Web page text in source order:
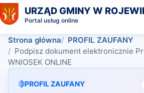
URZĄD GMINY W
Portal usług online
Strona główna
PROFIL ZAUFANY
Podpisz dokument elektronicznie
WNIOSEK ONLINE
PROFIL ZAUFANY